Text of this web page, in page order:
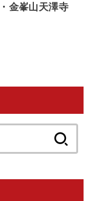
金峯山天澤寺